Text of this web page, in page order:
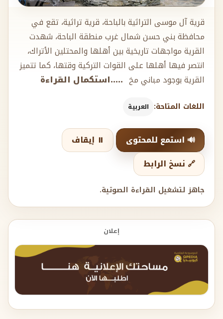
قرية آل موسى التراثية بالباحة، قرية تراثية، تقع في
محافظة بني حسن شمال غرب منطقة الباحة، شهدت
القرية مواجهات تاريخية بين أهلها والمحتلين الأتراك،
انتصر فيها أهلها على القوات التركية وقتها، كما تتميز
القرية بوجود مباني مخ .....استكمال القراءة
اللغات المتاحة: العربية
🔊 استمع للمحتوى
⏸️ إيقاف
🔗 نسخ الرابط
جاهز لتشغيل القراءة الصوتية.
إعلان